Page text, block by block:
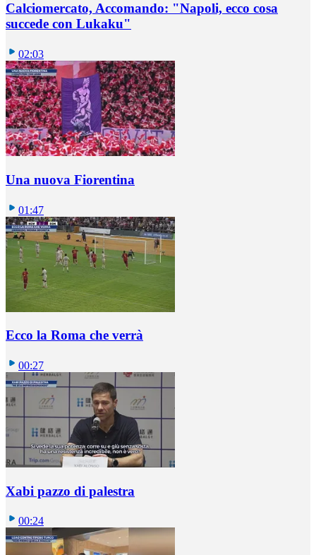
Calciomercato, Accomando: "Napoli, ecco cosa
succede con Lukaku"
02:03
Una nuova Fiorentina
01:47
Ecco la Roma che verrà
00:27
Xabi pazzo di palestra
00:24